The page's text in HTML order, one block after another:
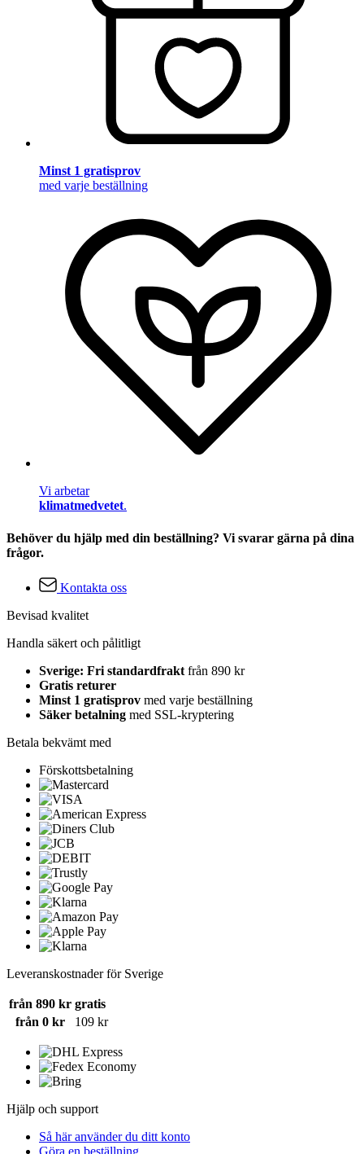
Minst 1 gratisprov
med varje beställning
Vi arbetar
klimatmedvetet.
Behöver du hjälp med din beställning? Vi svarar gärna på dina
frågor.
Kontakta oss
Bevisad kvalitet
Handla säkert och pålitligt
Sverige: Fri standardfrakt från 890 kr
Gratis returer
Minst 1 gratisprov med varje beställning
Säker betalning med SSL-kryptering
Betala bekvämt med
Förskottsbetalning
Leveranskostnader för Sverige
från 890 kr gratis
från 0 kr
109 kr
Hjälp och support
Så här använder du ditt konto
Göra en beställning